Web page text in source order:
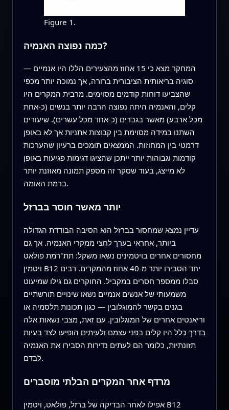
Figure 1.
כמה נפוצה האנמיה?
המחקר מצא כי 15 אחוז מהצעירים הללו היו אנמיים —
סוגיה בריאותית הציבורית ברורה, אך נמוכה יותר מכפי
שהצביעו דוחות קודמים מסוימים. מרבית המקרים היו
קלים, והאנמיה היתה נפוצה הרבה יותר בנשים (כ‑אחת
מכל ארבע) מאשר בגברים (כ‑אחד מכל עשרים). שיעורים
השתנו במידה מסוימת בין קבוצות אתניות אך לא באופן
דרמטי בין המחוזות. הממצאים תומכים ברעיון שהערכות
קודמות וגבוהות יותר ייתכן שהציגו דגימות פגיעות באופן
לא מייצג, בעוד שסקר זה מספק תמונה מאוזנת יותר
ברמת האומה.
יותר מאשר חוסר בברזל
עדיין נמצא שמחסור בברזל הוא הסיבה הבודדת הגדולה
ביותר, אחראי בערך לחצי ממקרי האנמיה. אך גם
מחסורים אחרים בויטמינים נשאו משקל: תת־רמת פולאט
ויטמין B12 יחד הסבירו יותר מ‑40 אחוז מהמקרים. רבים
סבלו ממספר חסרים במקביל. החוקרים גם גילו שמיעוט
משמעותי של אנשים אנמיים נשאו שינויים תורשתיים
בגנים בקשר להמוגלובין — כגון תכונות תלסמיה או
וריאנטים אחרים של המוגלובין. עם זאת, מצבי נשאות אלה
בדרך כלל היו קלים בפני עצמם ולעיתים הופיעו לצד בעיות
תזונתיות, כלומר הם לעתים נדירות הסבירו את האנמיה
לבדם.
מרדף אחר המקרים הבלתי מוסברים
אפילו לאחר הבדיקה של ברזל, פולאט, ויטמין B12